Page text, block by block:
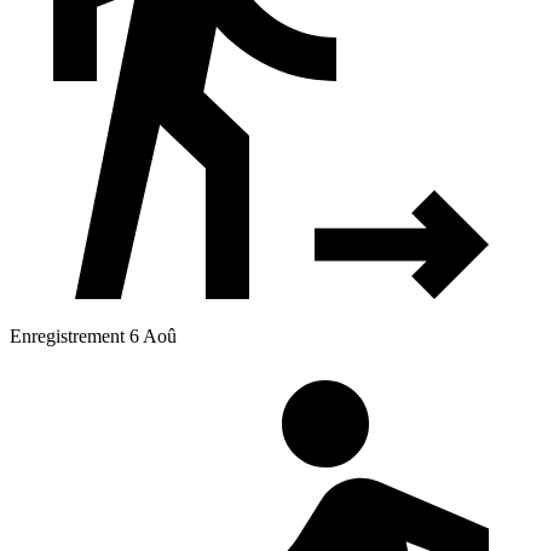
Enregistrement 6 Aoû